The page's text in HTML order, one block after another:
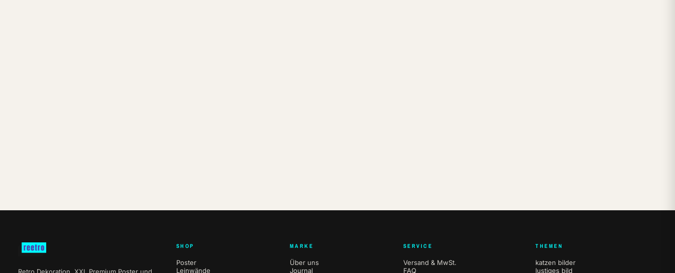
SHOP
Poster
Leinwände
MARKE
Über uns
Journal
SERVICE
Versand & MwSt.
FAQ
THEMEN
katzen bilder
lustiges bild